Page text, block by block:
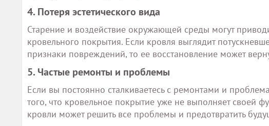
4. Потеря эстетического вида
Старение и воздействие окружающей среды могут
кровельного покрытия. Если кровля выглядит
признаки повреждений, то ее восстановление может
5. Частые ремонты и проблемы
Если вы постоянно сталкиваетесь с ремонтами и
того, что кровельное покрытие уже не выполняет своей
кровли может решить все проблемы и предотвратить